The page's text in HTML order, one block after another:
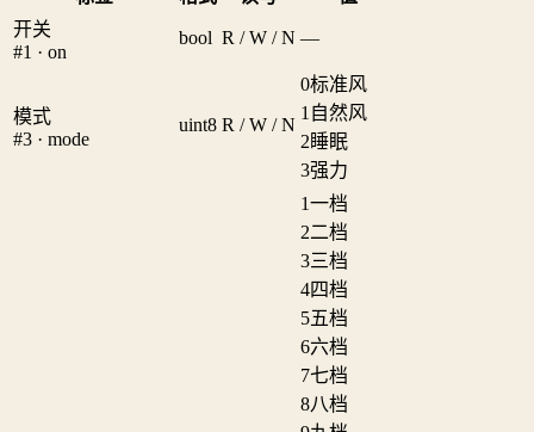
开关
#1 · on
bool R / W / N —
模式
#3 · mode
uint8 R / W / N
0标准风
1 自然风
2睡眠
3强力
1一档
2二档
3三档
4四档
5五档
6六档
7七档
8八档